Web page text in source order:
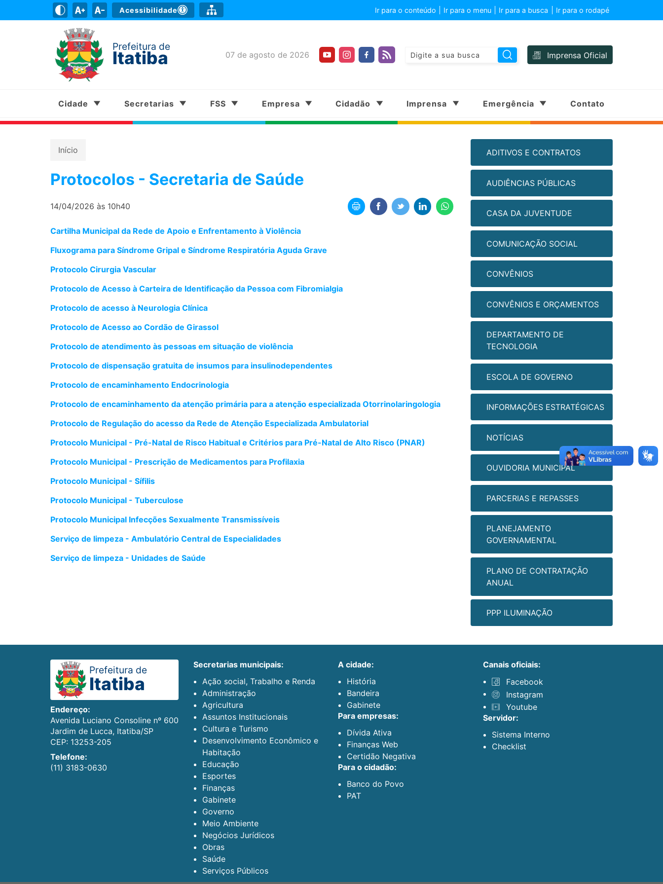
Acessibilidade Ir para o conteúdo Ir para o menu Ir para a busca Ir para o rodapé
Prefeitura de
Itatiba 07 de agosto de 2026 Imprensa Oficial
Cidade Secretarias FSS Empresa Cidadão Imprensa Emergência Contato
Início
Protocolos - Secretaria de Saúde
14/04/2026 às 10h40
Cartilha Municipal da Rede de Apoio e Enfrentamento à Violência
Fluxograma para Síndrome Gripal e Síndrome Respiratória Aguda Grave
Protocolo Cirurgia Vascular
Protocolo de Acesso à Carteira de Identificação da Pessoa com Fibromialgia
Protocolo de acesso à Neurologia Clínica
Protocolo de Acesso ao Cordão de Girassol
Protocolo de atendimento às pessoas em situação de violência
Protocolo de dispensação gratuita de insumos para insulinodependentes
Protocolo de encaminhamento Endocrinologia
Protocolo de encaminhamento da atenção primária para a atenção especializada Otorrinolaringologia
Protocolo de Regulação do acesso da Rede de Atenção Especializada Ambulatorial
Protocolo Municipal - Pré-Natal de Risco Habitual e Critérios para Pré-Natal de Alto Risco (PNAR)
Protocolo Municipal - Prescrição de Medicamentos para Profilaxia
Protocolo Municipal - Sífilis
Protocolo Municipal - Tuberculose
Protocolo Municipal Infecções Sexualmente Transmissíveis
Serviço de limpeza - Ambulatório Central de Especialidades
Serviço de limpeza - Unidades de Saúde
ADITIVOS E CONTRATOS
AUDIÊNCIAS PÚBLICAS
CASA DA JUVENTUDE
COMUNICAÇÃO SOCIAL
CONVÊNIOS
CONVÊNIOS E ORÇAMENTOS
DEPARTAMENTO DE
TECNOLOGIA
ESCOLA DE GOVERNO
INFORMAÇÕES ESTRATÉGICAS
NOTÍCIAS
OUVIDORIA MUNICIPAL
PARCERIAS E REPASSES
PLANEJAMENTO
GOVERNAMENTAL
PLANO DE CONTRATAÇÃO
ANUAL
PPP ILUMINAÇÃO
Prefeitura de
Itatiba
Endereço:
Avenida Luciano Consoline nº 600
Jardim de Lucca, Itatiba/SP
CEP: 13253-205
Telefone:
(11) 3183-0630
secretarias municipais:
Ação social, Trabalho e Renda
Administração
Agricultura
Assuntos Institucionais
Cultura e Turismo
Desenvolvimento Econômico e
Habitação
Educação
Esportes
Finanças
Gabinete
Governo
Meio Ambiente
Negócios Jurídicos
Obras
Saúde
Serviços Públicos
a cidade:
História
Bandeira
Gabinete
para empresas:
Dívida Ativa
Finanças Web
Certidão Negativa
para o cidadão:
Banco do Povo
PAT
canais oficiais:
Facebook
Instagram
Youtube
servidor:
Sistema Interno
Checklist